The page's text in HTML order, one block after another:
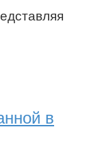
в